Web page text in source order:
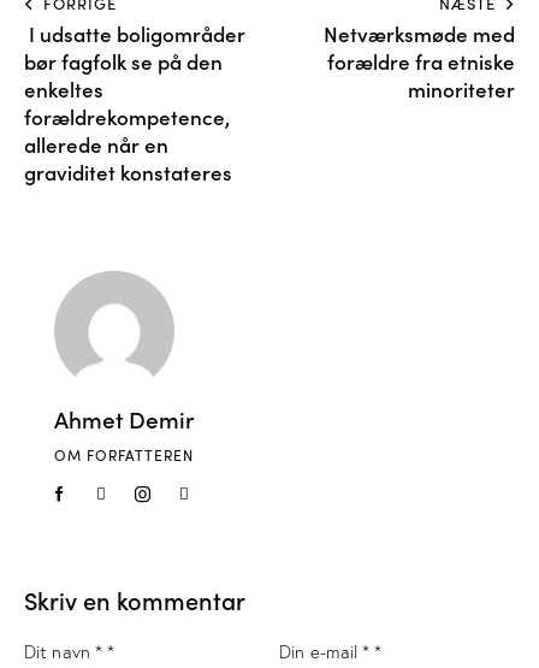
I udsatte boligområder
bør fagfolk se på den
enkeltes
forældrekompetence,
allerede når en
graviditet konstateres
Netværksmøde med
forældre fra etniske
minoriteter
Ahmet Demir
OM FORFATTEREN
Skriv en kommentar